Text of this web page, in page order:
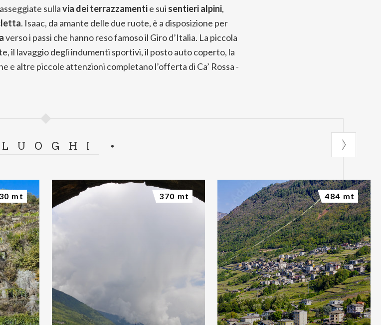
sullavia dei terrazzamentie sui sentieri alpini,
. Isaac, da amante delle due ruote, è a disposizione per
verso i passi che hanno reso famoso il Giro d’Italia. La piccola
il lavaggio degli indumenti sportivi, il posto auto coperto, la
e altre piccole attenzioni completano l’offerta di Ca’ Rossa -
LUOGHI
mt 370 mt 484 mt